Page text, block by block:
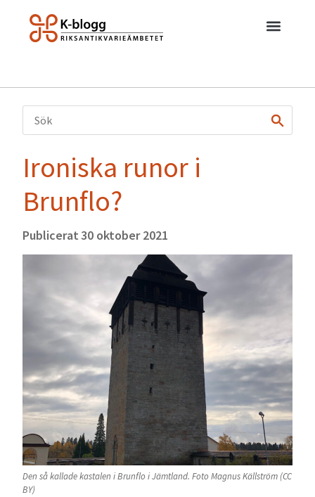
Ironiska runor i
Brunflo?
Publicerat30 oktober 2021
Den så kallade kastalen i Brunflo i Jämtland. Foto Magnus Källström (CC
BY)